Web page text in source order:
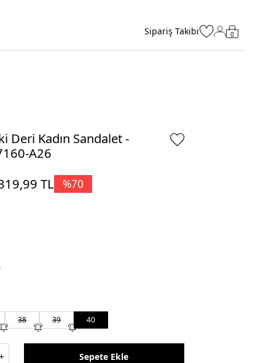
Sipariş Takibi 0
Deri Kadın Sandalet -
A26
TL %70
38 39 40
Sepete Ekle